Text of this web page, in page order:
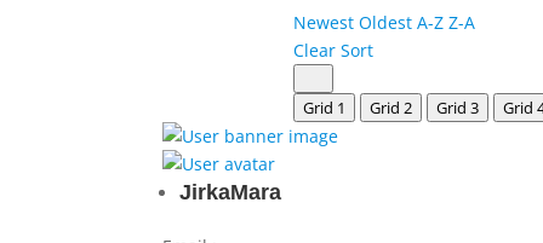
Newest Oldest A-Z Z-A
Clear Sort
Grid 1 Grid 2 Grid 3 Grid
JirkaMara